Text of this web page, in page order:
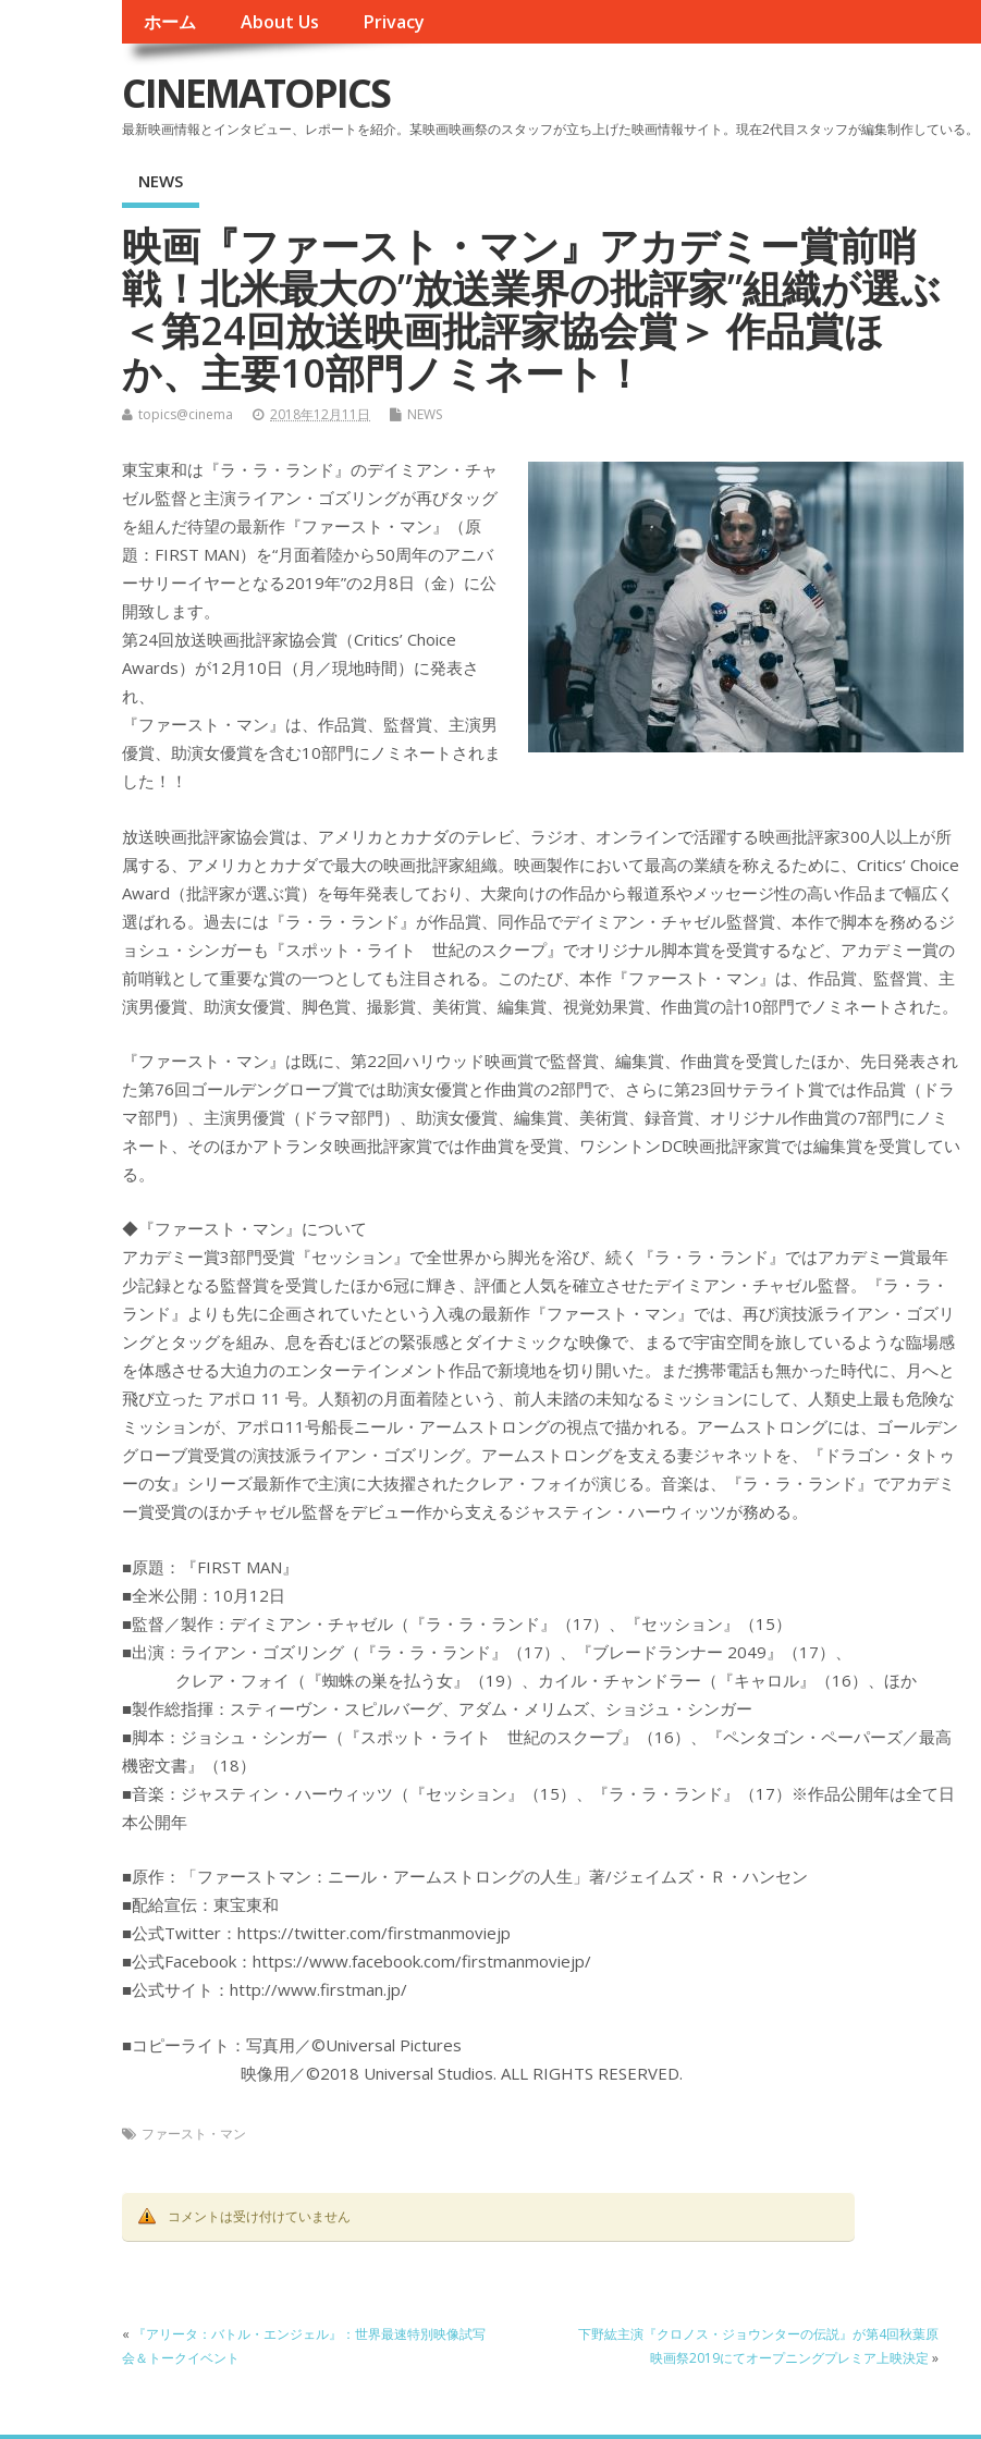
ホーム About Us Privacy
CINEMATOPICS
最新映画情報とインタビュー、レポートを紹介。某映画映画祭のスタッフが立ち上げた映画情報サイト。現在2代目スタッフが編集制作している。
NEWS
映画『ファースト・マン』アカデミー賞前哨
戦！北米最大の”放送業界の批評家”組織が選ぶ
＜第24回放送映画批評家協会賞＞ 作品賞ほ
か、主要10部門ノミネート！
topics@cinema 2018年12月11日 NEWS
東宝東和は『ラ・ラ・ランド』のデイミアン・チャ
ゼル監督と主演ライアン・ゴズリングが再びタッグ
を組んだ待望の最新作『ファースト・マン』（原
題：FIRST MAN）を“月面着陸から50周年のアニバ
ーサリーイヤーとなる2019年”の2月8日（金）に公
開致します。
第24回放送映画批評家協会賞（Critics’ Choice
Awards）が12月10日（月／現地時間）に発表さ
れ、
『ファースト・マン』は、作品賞、監督賞、主演男
優賞、助演女優賞を含む10部門にノミネートされま
した！！
放送映画批評家協会賞は、アメリカとカナダのテレビ、ラジオ、オンラインで活躍する映画批評家300人以上が所
属する、アメリカとカナダで最大の映画批評家組織。映画製作において最高の業績を称えるために、Critics‘ Choice
Award（批評家が選ぶ賞）を毎年発表しており、大衆向けの作品から報道系やメッセージ性の高い作品まで幅広く
選ばれる。過去には『ラ・ラ・ランド』が作品賞、同作品でデイミアン・チャゼル監督賞、本作で脚本を務めるジ
ョシュ・シンガーも『スポット・ライト 世紀のスクープ』でオリジナル脚本賞を受賞するなど、アカデミー賞の
前哨戦として重要な賞の一つとしても注目される。このたび、本作『ファースト・マン』は、作品賞、監督賞、主
演男優賞、助演女優賞、脚色賞、撮影賞、美術賞、編集賞、視覚効果賞、作曲賞の計10部門でノミネートされた。
『ファースト・マン』は既に、第22回ハリウッド映画賞で監督賞、編集賞、作曲賞を受賞したほか、先日発表され
た第76回ゴールデングローブ賞では助演女優賞と作曲賞の2部門で、さらに第23回サテライト賞では作品賞（ドラ
マ部門）、主演男優賞（ドラマ部門）、助演女優賞、編集賞、美術賞、録音賞、オリジナル作曲賞の7部門にノミ
ネート、そのほかアトランタ映画批評家賞では作曲賞を受賞、ワシントンDC映画批評家賞では編集賞を受賞してい
る。
◆『ファースト・マン』について
アカデミー賞3部門受賞『セッション』で全世界から脚光を浴び、続く『ラ・ラ・ランド』ではアカデミー賞最年
少記録となる監督賞を受賞したほか6冠に輝き、評価と人気を確立させたデイミアン・チャゼル監督。『ラ・ラ・
ランド』よりも先に企画されていたという入魂の最新作『ファースト・マン』では、再び演技派ライアン・ゴズリ
ングとタッグを組み、息を呑むほどの緊張感とダイナミックな映像で、まるで宇宙空間を旅しているような臨場感
を体感させる大迫力のエンターテインメント作品で新境地を切り開いた。まだ携帯電話も無かった時代に、月へと
飛び立った アポロ 11 号。人類初の月面着陸という、前人未踏の未知なるミッションにして、人類史上最も危険な
ミッションが、アポロ11号船長ニール・アームストロングの視点で描かれる。アームストロングには、ゴールデン
グローブ賞受賞の演技派ライアン・ゴズリング。アームストロングを支える妻ジャネットを、『ドラゴン・タトゥ
ーの女』シリーズ最新作で主演に大抜擢されたクレア・フォイが演じる。音楽は、『ラ・ラ・ランド』でアカデミ
ー賞受賞のほかチャゼル監督をデビュー作から支えるジャスティン・ハーウィッツが務める。
■原題：『FIRST MAN』
■全米公開：10月12日
■監督／製作：デイミアン・チャゼル（『ラ・ラ・ランド』（17）、『セッション』（15）
■出演：ライアン・ゴズリング（『ラ・ラ・ランド』（17）、『ブレードランナー 2049』（17）、
クレア・フォイ（『蜘蛛の巣を払う女』（19）、カイル・チャンドラー（『キャロル』（16）、ほか
■製作総指揮：スティーヴン・スピルバーグ、アダム・メリムズ、ショジュ・シンガー
■脚本：ジョシュ・シンガー（『スポット・ライト 世紀のスクープ』（16）、『ペンタゴン・ペーパーズ／最高
機密文書』（18）
■音楽：ジャスティン・ハーウィッツ（『セッション』（15）、『ラ・ラ・ランド』（17）※作品公開年は全て日
本公開年
■原作：「ファーストマン：ニール・アームストロングの人生」著/ジェイムズ・Ｒ・ハンセン
■配給宣伝：東宝東和
■公式Twitter：https://twitter.com/firstmanmoviejp
■公式Facebook：https://www.facebook.com/firstmanmoviejp/
■公式サイト：http://www.firstman.jp/
■コピーライト：写真用／©Universal Pictures
映像用／©2018 Universal Studios. ALL RIGHTS RESERVED.
ファースト・マン
コメントは受け付けていません
«
『アリータ：バトル・エンジェル』：世界最速特別映像試写
会＆トークイベント
下野紘主演『クロノス・ジョウンターの伝説』が第4回秋葉原
映画祭2019にてオープニングプレミア上映決定 »